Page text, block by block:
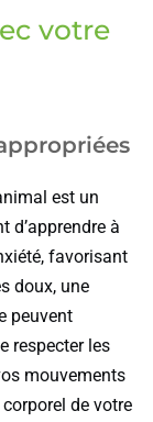
votre
est un
d’apprendre à
favorisant
doux, une
peuvent
respecter les
mouvements
de votre